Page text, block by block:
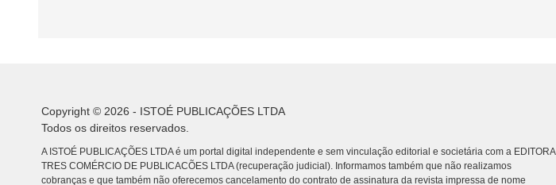
Copyright © 2026 - ISTOÉ PUBLICAÇÕES LTDA
Todos os direitos reservados.
A ISTOÉ PUBLICAÇÕES LTDA é um portal digital independente e sem vinculação editorial e societária com a EDITORA
TRES COMÉRCIO DE PUBLICACÕES LTDA (recuperação judicial). Informamos também que não realizamos
cobranças e que também não oferecemos cancelamento do contrato de assinatura da revista impressa de nome